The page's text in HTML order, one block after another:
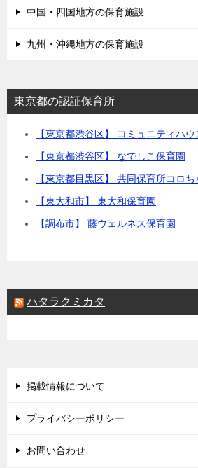
中国・四国地方の保育施設
九州・沖縄地方の保育施設
東京都の認証保育所
【東京都渋谷区】 コミュニティハ
【東京都渋谷区】 なでしこ保育園
【東京都目黒区】 共同保育所コロ
【東大和市】 東大和保育園
【調布市】 藤ウェルネス保育園
ハタラクミカタ
掲載情報について
プライバシーポリシー
お問い合わせ